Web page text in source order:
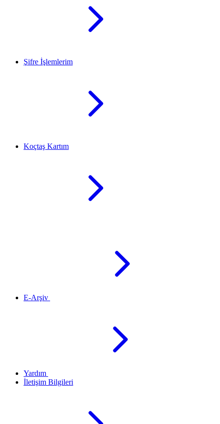
Şifre İşlemlerim
Koçtaş Kartım
E-Arşiv
Yardım
İletişim Bilgileri